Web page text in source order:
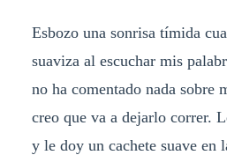
Esbozo una sonrisa tímida
suaviza al escuchar mis
no ha comentado nada sobre
creo que va a dejarlo correr.
y le doy un cachete suave en